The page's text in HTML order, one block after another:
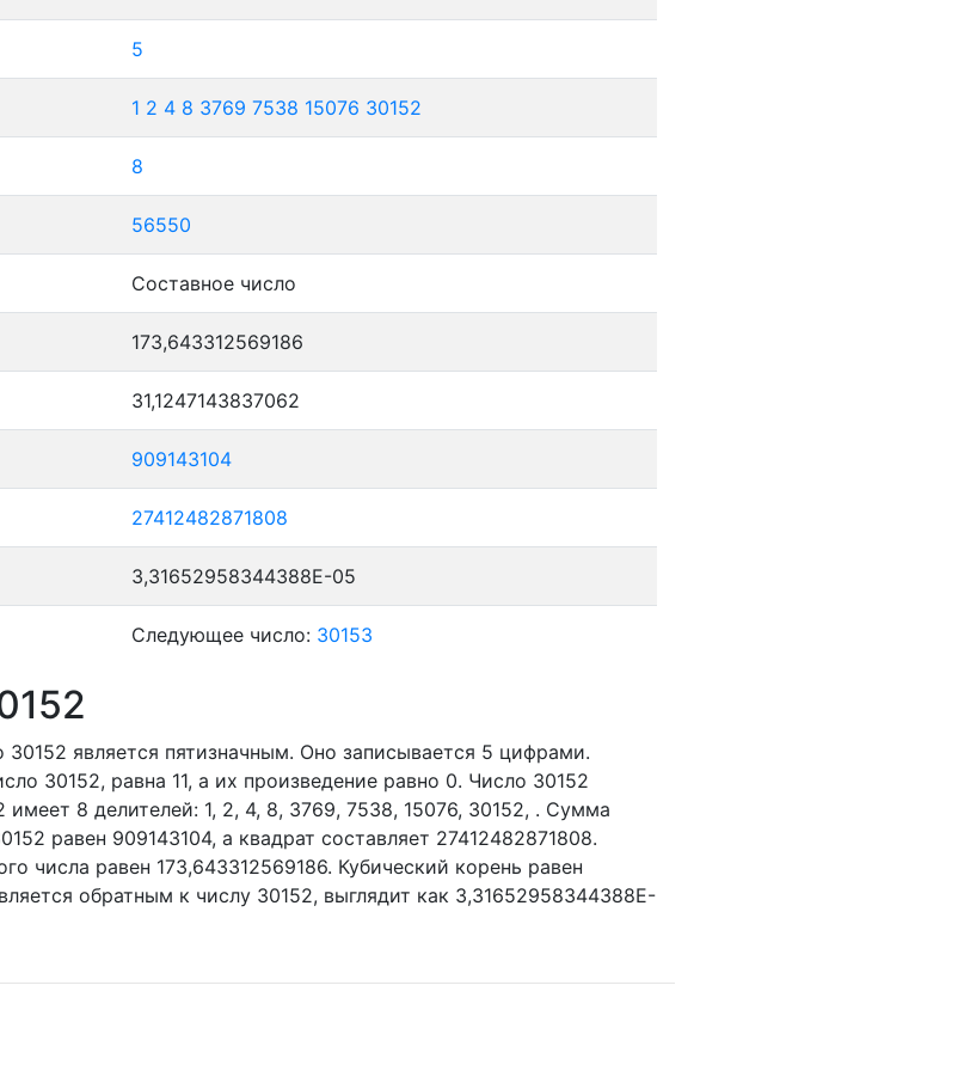
5
1 2 4 8 3769 7538 15076 30152
8
56550
Составное число
173,643312569186
31,1247143837062
909143104
27412482871808
3,31652958344388E-05
Следующее число: 30153
30152 является пятизначным. Оно записывается 5 цифрами.
30152, равна 11, а их произведение равно 0. Число 30152
имеет 8 делителей: 1, 2, 4, 8, 3769, 7538, 15076, 30152, . Сумма
равен 909143104, а квадрат составляет 27412482871808.
числа равен 173,643312569186. Кубический корень равен
обратным к числу 30152, выглядит как 3,31652958344388E-